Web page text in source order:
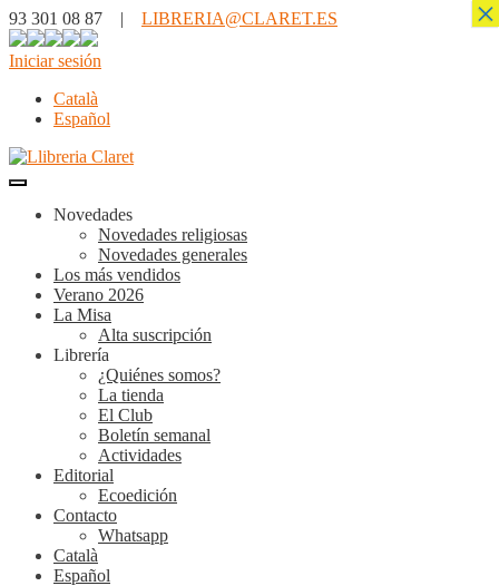
93 301 08 87 | LIBRERIA@CLARET.ES
Iniciar sesión
Català
Español
Novedades
Novedades religiosas
Novedades generales
Los más vendidos
Verano 2026
La Misa
Alta suscripción
Librería
¿Quiénes somos?
La tienda
El Club
Boletín semanal
Actividades
Editorial
Ecoedición
Contacto
Whatsapp
Català
Español
×